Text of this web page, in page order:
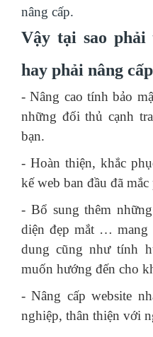
nâng cấp.
Vậy tại sao phải
hay phải nâng
- Nâng cao tính bảo
những đối thủ cạnh
bạn.
- Hoàn thiện, khắc
kế web ban đầu đã mắc
- Bổ sung thêm
diện đẹp mắt … mang
dung cũng như tính
muốn hướng đến cho
- Nâng cấp website
nghiệp, thân thiện với